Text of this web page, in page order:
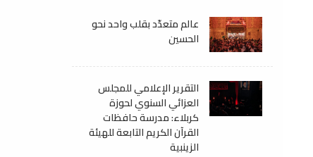
عالم متعدّد بقلب واحد نحو
الحسين
التقرير الإعلامي للمجلس
العزائي السنوي لحوزة
كربلاء: مدرسة حافظات
القرآن الكريم التابعة للهيئة
الزينبية